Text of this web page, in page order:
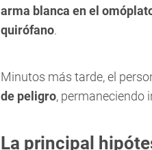
arma blanca en el
quirófano.
Minutos más tarde, el
de peligro, permaneciendo
La principal